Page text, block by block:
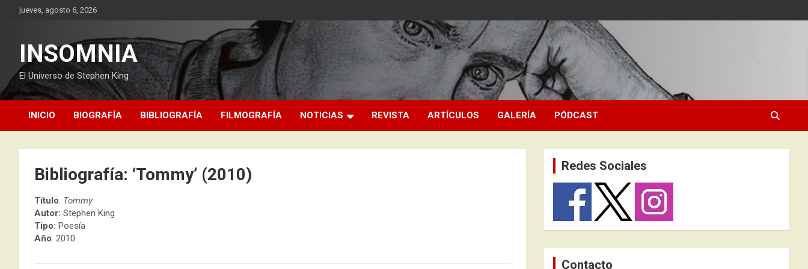
Saltarjueves, agosto 6, 2026
INSOMNIA
El Universo de Stephen King
INICIO BIOGRAFÍA BIBLIOGRAFÍA FILMOGRAFÍA NOTICIAS REVISTA ARTÍCULOS GALERÍA PÓDCAST
Bibliografía: ‘Tommy’ (2010)
Título: Tommy
Autor: Stephen King
Tipo: Poesía
Año: 2010
Redes Sociales
Contacto